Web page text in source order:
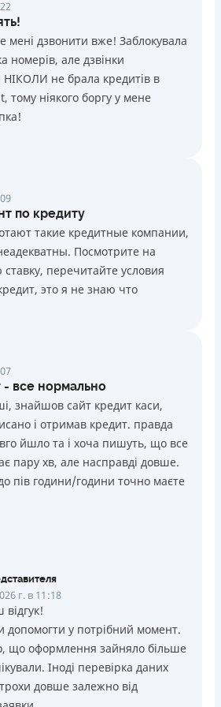
мені дзвонити вже! Заблокувала
номерів, але дзвінки
не брала кредитів в
тому ніякого боргу у мене
по кредиту
такие кредитные компании,
Посмотрите на
перечитайте условия
это я не знаю что
все нормально
знайшов сайт кредит каси,
і отримав кредит. правда
йшло та і хоча пишуть, що все
пару хв, але насправді довше.
пів години/години точно маєте
г. в 11:18
допомогти у потрібний момент.
що оформлення зайняло більше
Іноді перевірка даних
довше залежно від